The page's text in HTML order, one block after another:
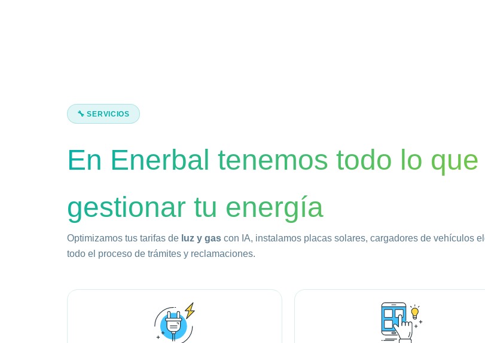
🔧 SERVICIOS
En Enerbal tenemos todo lo
gestionar tu energía
Optimizamos tus tarifas de luz y gas con IA, instalamos placas solares, cargadores de vehículos
todo el proceso de trámites y reclamaciones.